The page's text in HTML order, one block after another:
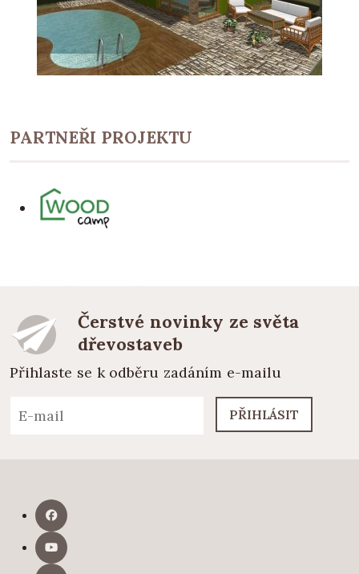
PARTNEŘI PROJEKTU
Čerstvé novinky ze světa
dřevostaveb
Přihlaste se k odběru zadáním e-mailu
PŘIHLÁSIT